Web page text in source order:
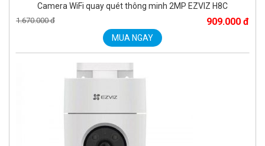
Camera WiFi quay quét thông minh 2MP EZVIZ H8C
1.670.000 đ 909.000 đ
MUA NGAY